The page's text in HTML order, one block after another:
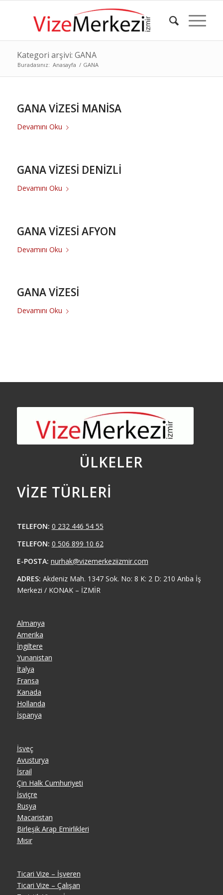
Kategori arşivi: GANA
Buradasınız: Anasayfa / GANA
GANA VİZESİ MANİSA
Devamını Oku
GANA VİZESİ DENİZLİ
Devamını Oku
GANA VİZESİ AFYON
Devamını Oku
GANA VİZESİ
Devamını Oku
ÜLKELER
VIZE TÜRLERI
TELEFON: 0 232 446 54 55
TELEFON: 0 506 899 10 62
E-POSTA: nurhak@vizemerkeziizmir.com
ADRES: Akdeniz Mah. 1347 Sok. No: 8 K: 2 D: 210 Anba İş
Merkezi / KONAK – İZMİR
Almanya
Amerika
İngiltere
Yunanistan
İtalya
Fransa
Kanada
Hollanda
İspanya
İsveç
Avusturya
İsrail
Çin Halk Cumhuriyeti
İsviçre
Rusya
Macaristan
Birleşik Arap Emirlikleri
Mısır
Ticari Vize – İşveren
Ticari Vize – Çalışan